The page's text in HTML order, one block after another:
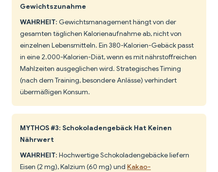
Gewichtszunahme
WAHRHEIT: Gewichtsmanagement hängt von der
gesamten täglichen Kalorienaufnahme ab, nicht von
einzelnen Lebensmitteln. Ein 380-Kalorien-Gebäck passt
in eine 2.000-Kalorien-Diät, wenn es mit nährstoffreichen
Mahlzeiten ausgeglichen wird. Strategisches Timing
(nach dem Training, besondere Anlässe) verhindert
übermäßigen Konsum.
MYTHOS #3: Schokoladengebäck Hat Keinen
Nährwert
WAHRHEIT: Hochwertige Schokoladengebäcke liefern
Eisen (2 mg), Kalzium (60 mg) und Kakao-